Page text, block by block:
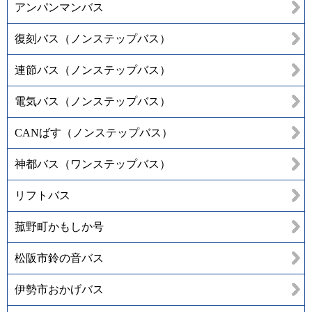
アンパンマンバス
復刻バス（ノンステップバス）
連節バス（ノンステップバス）
電気バス（ノンステップバス）
CANばす（ノンステップバス）
神都バス（ワンステップバス）
リフトバス
菰野町かもしか号
松阪市鈴の音バス
伊勢市おかげバス